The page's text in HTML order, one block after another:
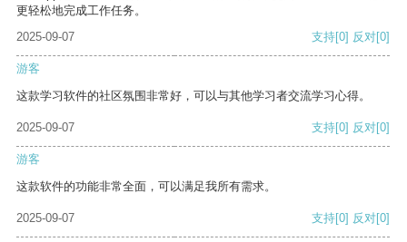
更轻松地完成工作任务。
2025-09-07
支持[0] 反对[0]
游客
这款学习软件的社区氛围非常好，可以与其他学习者交流学习心得。
2025-09-07 支持[0] 反对[0]
游客
这款软件的功能非常全面，可以满足我所有需求。
2025-09-07 支持[0] 反对[0]